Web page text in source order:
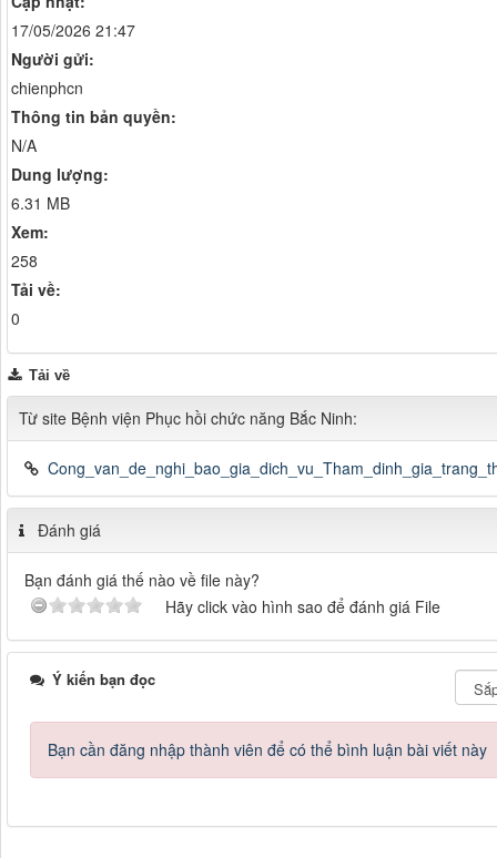
17/05/2026 21:47
Người gửi:
chienphcn
Thông tin bản quyền:
N/A
Dung lượng:
6.31 MB
Xem:
258
Tải về:
0
Tải về
Từ site Bệnh viện Phục hồi chức năng Bắc Ninh:
Đánh giá
Bạn đánh giá thế nào về file này?
Hãy click vào hình sao để đánh giá File
Ý kiến bạn đọc
Bạn cần đăng nhập thành viên để có thể bình luận bài viết này